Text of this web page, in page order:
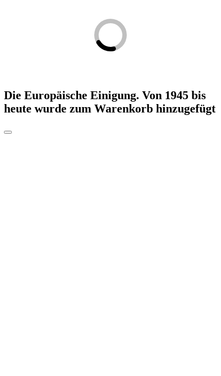
Die Europäische Einigung. Von 1945 bis
heute wurde zum Warenkorb hinzugefügt